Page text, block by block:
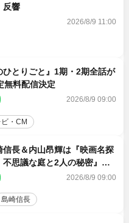
反響
2026/8/9 11:00
ひとりごと』1期・2期全話が
無料配信決定
2026/8/9 09:00
ビ・CM
信長＆内山昂輝は『映画名探
思議な庭と2人の秘密』ゲ
2026/8/9 09:00
島崎信長